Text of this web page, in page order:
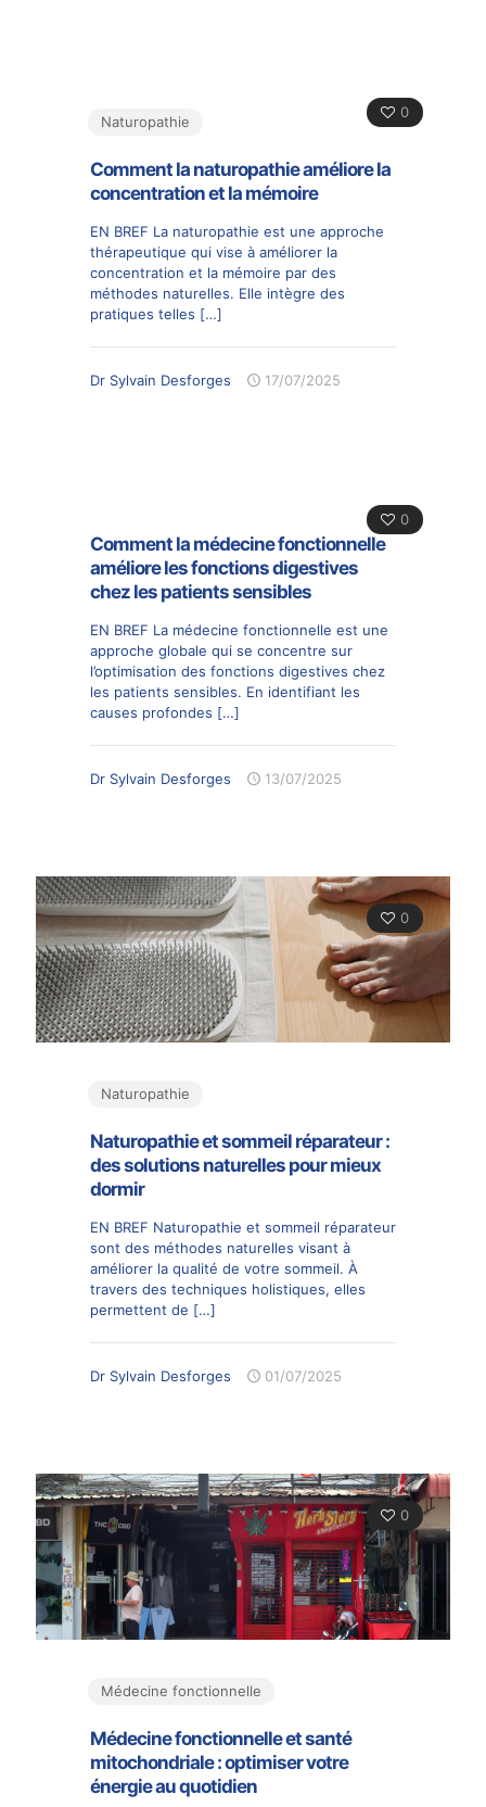
0
Naturopathie
Comment la naturopathie améliore la
concentration et la mémoire
EN BREF La naturopathie est une approche
thérapeutique qui vise à améliorer la
concentration et la mémoire par des
méthodes naturelles. Elle intègre des
pratiques telles […]
Dr Sylvain Desforges 17/07/2025
0
Comment la médecine fonctionnelle
améliore les fonctions digestives
chez les patients sensibles
EN BREF La médecine fonctionnelle est une
approche globale qui se concentre sur
l’optimisation des fonctions digestives chez
les patients sensibles. En identifiant les
causes profondes […]
Dr Sylvain Desforges 13/07/2025
0
Naturopathie
Naturopathie et sommeil réparateur :
des solutions naturelles pour mieux
dormir
EN BREF Naturopathie et sommeil réparateur
sont des méthodes naturelles visant à
améliorer la qualité de votre sommeil. À
travers des techniques holistiques, elles
permettent de […]
Dr Sylvain Desforges 01/07/2025
0
Médecine fonctionnelle
Médecine fonctionnelle et santé
mitochondriale : optimiser votre
énergie au quotidien